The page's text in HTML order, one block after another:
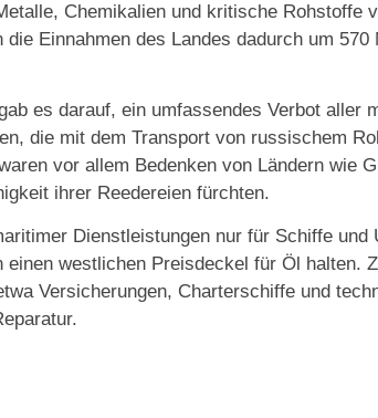
Chemikalien und kritische Rohstoffe
die Einnahmen des Landes dadurch um 570
es darauf, ein umfassendes Verbot aller
die mit dem Transport von russischem
vor allem Bedenken von Ländern wie
ihrer Reedereien fürchten.
Dienstleistungen nur für Schiffe und
westlichen Preisdeckel für Öl halten.
Versicherungen, Charterschiffe und